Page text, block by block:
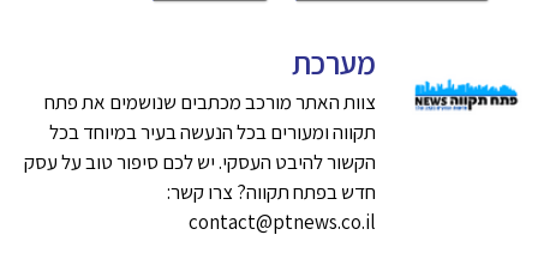
מערכת
צוות האתר מורכב מכתבים שנושמים את פתח
תקווה ומעורים בכל הנעשה בעיר במיוחד בכל
הקשור להיבט העסקי. יש לכם סיפור טוב על עסק
חדש בפתח תקווה? צרו קשר:
contact@ptnews.co.il